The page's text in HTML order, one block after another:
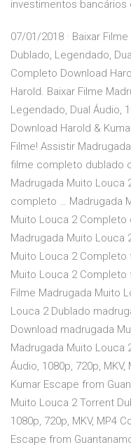
investimentos
07/01/2018 · Baixar
Dublado, Legendado,
Completo Download
Harold. Baixar Filme
Legendado, Dual Áudio,
Download Harold &
Filme! Assistir
filme completo dublado
Madrugada Muito Louca
completo … Madrugada
Muito Louca 2
Madrugada Muito Louca
Muito Louca 2
Muito Louca 2
Filme Madrugada Muito
Louca 2 Dublado
Download madrugada
Madrugada Muito Louca
Áudio, 1080p, 720p,
Kumar Escape from
Muito Louca 2 Torrent
1080p, 720p, MKV, MP4
Escape from